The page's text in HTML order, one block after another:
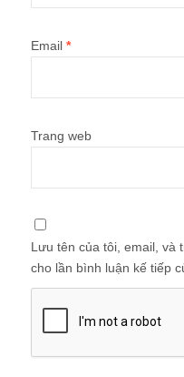
Email *
Trang web
Lưu tên của tôi, email, và
cho lần bình luận kế tiếp